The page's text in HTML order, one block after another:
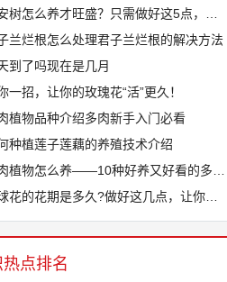
树怎么养才旺盛？只需做好这5点，叶片...
兰烂根怎么处理君子兰烂根的解决方法
到了吗现在是几月
一招，让你的玫瑰花“活”更久！
植物品种介绍多肉新手入门必看
种植莲子莲藕的养殖技术介绍
植物怎么养——10种好养又好看的多肉...
花的花期是多久?做好这几点，让你家绣...
点排名